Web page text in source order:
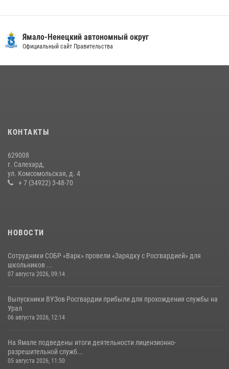
18 июля 2026, 09:36 3
«Росгвардия. Вехи истории»: войска правопорядка на охране
стратегических объектов поверженной Германии (видео)
«Росгвардия. Вехи истории»: борьба войск правопорядка против
20 июля 2026, 09:03
Ямало-Ненецкий автономный округ
Официальный сайт Правительства
КОНТАКТЫ
629008
г. Салехард,
ул. Комсомольская, д. 4
+ 7 (34922) 3-48-70
НОВОСТИ
Сотрудники СОБР «Варк» провели «Зарядку с Росгвардией» для
школьников ...
07 августа 2026, 09:14
Выпускники ВУЗов Росгвардии прибыли для прохождения службы на
Урал
06 августа 2026, 12:14
На Ямале подведены итоги деятельности лицензионно-
разрешительной служб...
05 августа 2026, 11:50